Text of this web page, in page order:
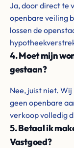
Ja, door direct te
openbare veiling
lossen de
4. Moet mijn
gestaan?
Nee, juist niet.
geen openbare
verkoop volledig
5. Betaal ik
Vastgoed?